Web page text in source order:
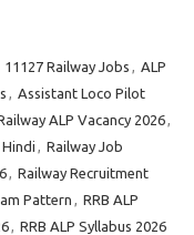
11127 Railway Jobs , ALP
, Assistant Loco Pilot
ALP Vacancy 2026,
, Railway Job
, Railway Recruitment
Pattern , RRB ALP
, RRB ALP Syllabus 2026